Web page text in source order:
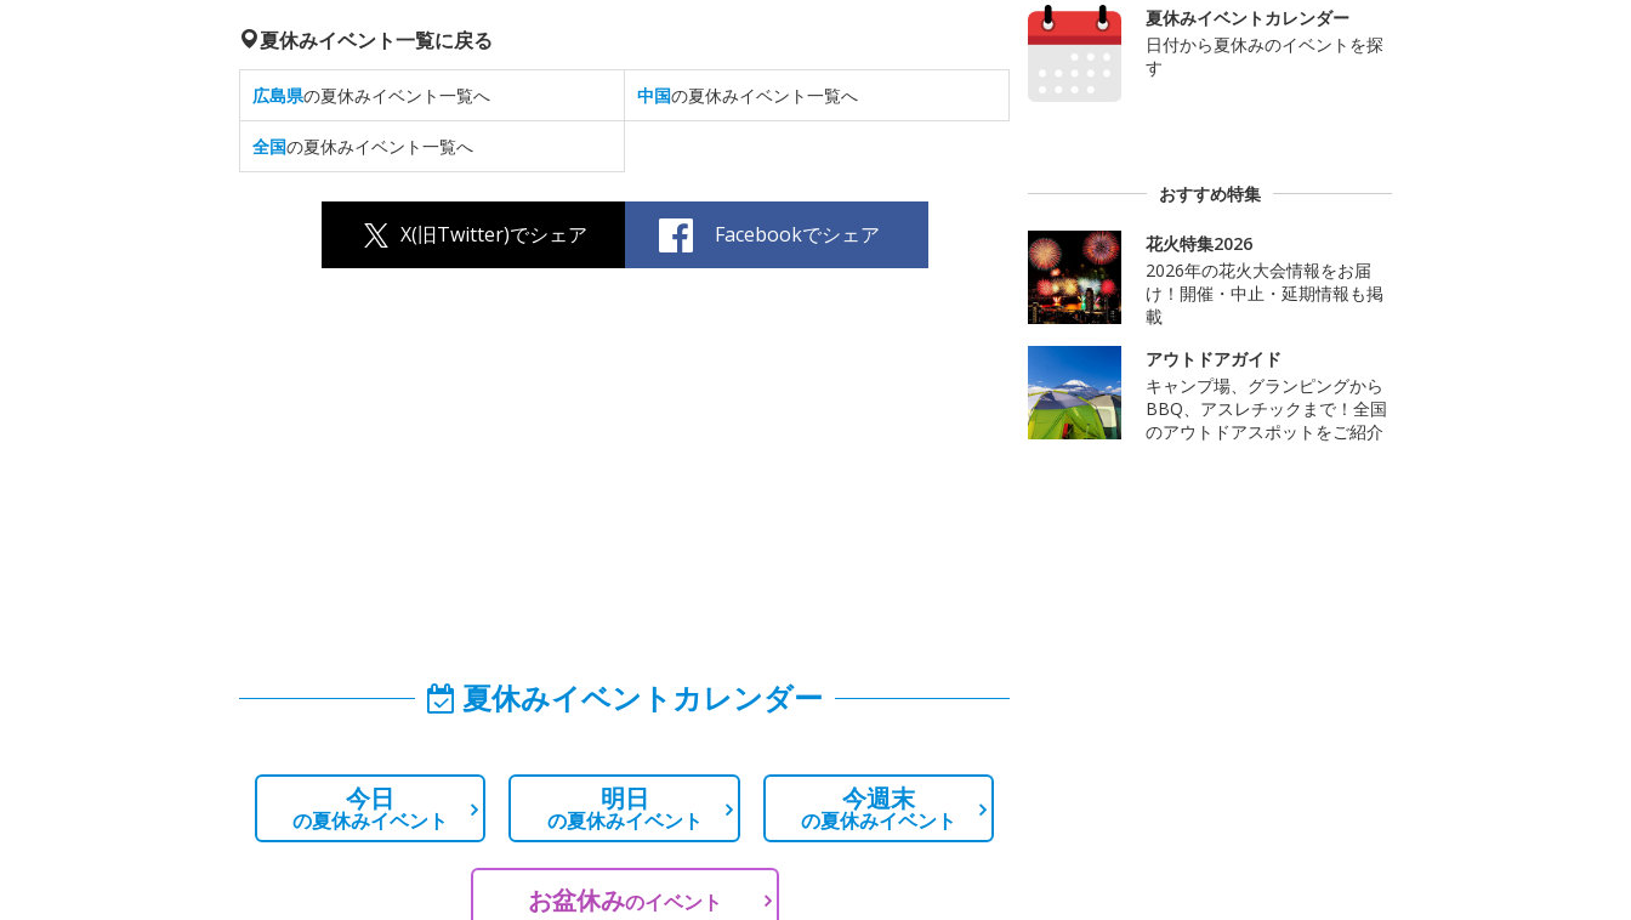
夏休みイベント一覧に戻る
広島県の夏休みイベント一覧へ 中国の夏休みイベント一覧へ
全国の夏休みイベント一覧へ
X(旧Twitter)でシェア Facebookでシェア
夏休みイベントカレンダー
今日
の夏休みイベント
明日
の夏休みイベント
今週末
の夏休みイベント
お盆休みのイベント
夏休みイベントカレンダー
日付から夏休みのイベントを探
す
おすすめ特集
花火特集2026
2026年の花火大会情報をお届
け！開催・中止・延期情報も掲
載
アウトドアガイド
キャンプ場、グランピングから
BBQ、アスレチックまで！全国
のアウトドアスポットをご紹介